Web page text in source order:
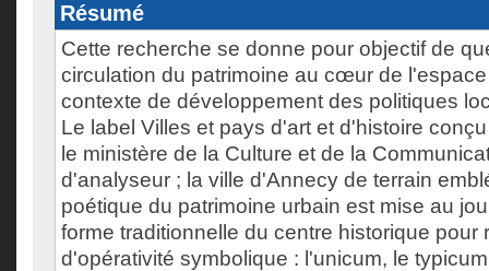
Résumé
Cette recherche se donne pour objectif de
circulation du patrimoine au cœur de
contexte de développement des politiques
Le label Villes et pays d'art et d'histoire
le ministère de la Culture et de la
d'analyseur ; la ville d'Annecy de terrain
poétique du patrimoine urbain est mise au
forme traditionnelle du centre historique pour
d'opérativité symbolique : l'unicum, le